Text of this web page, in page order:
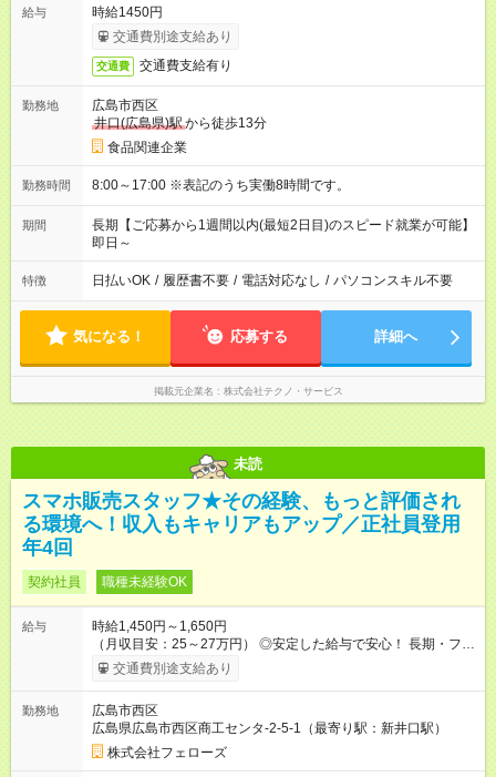
給与
時給1450円
交通費別途支給あり
交通費 交通費支給有り
勤務地
広島市西区
井口(広島県)駅から徒歩13分
食品関連企業
勤務時間 8:00～17:00 ※表記のうち実働8時間です。
期間
長期【ご応募から1週間以内(最短2日目)のスピード就業が可能】
即日～
特徴 日払いOK / 履歴書不要 / 電話対応なし / パソコンスキル不要
気になる！ 応募する 詳細へ
掲載元企業名 株式会社テクノ・サービス
未読
スマホ販売スタッフ★その経験、もっと評価され
る環境へ！収入もキャリアもアップ／正社員登用
年4回
契約社員 職種未経験OK
給与
時給1,450円～1,650円
（月収目安：25～27万円） ◎安定した給与で安心！ 長期・フル
タイムで勤務いただける方にお越しいただきたいと思っていま
す。シフトが削られることはないので、安定した給与が入りま
たいという人もいると思います。このあたりは柔軟に対応する
ので、お気軽にご相談ください！ ※2ヶ月の試用期間がありま
す。その間の給与・待遇に変更はありません。 【試用期間】試
用期間あり 試用期間の長さ：2ヶ月 雇用形態、給与は本採用時
交通費別途支給あり
勤務地
広島市西区
広島県広島市西区商工センタ-2-5-1（最寄り駅：新井口駅）
株式会社フェローズ